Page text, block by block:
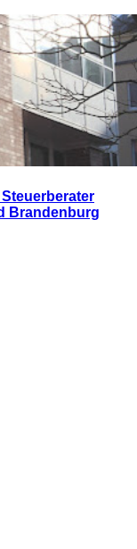
Brandenburg